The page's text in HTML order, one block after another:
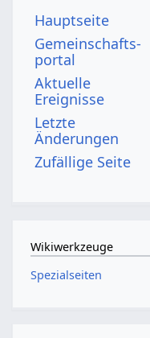
Hauptseite
Gemeinschafts­
portal
Aktuelle
Ereignisse
Letzte
Änderungen
Zufällige Seite
Wikiwerkzeuge
Spezialseiten